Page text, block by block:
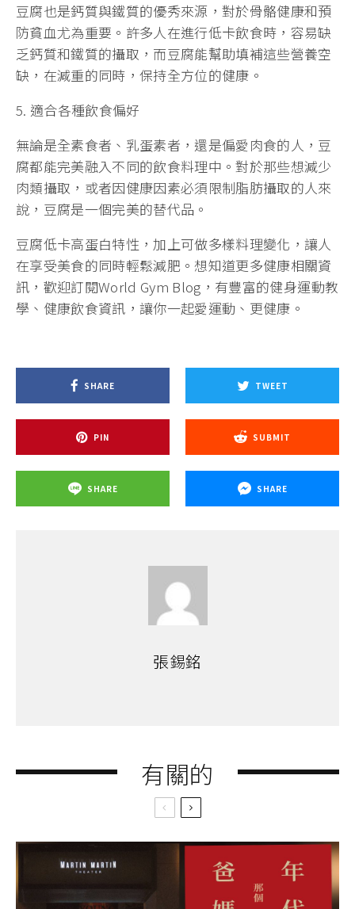
豆腐也是鈣質與鐵質的優秀來源，對於骨骼健康和預
防貧血尤為重要。許多人在進行低卡飲食時，容易缺
乏鈣質和鐵質的攝取，而豆腐能幫助填補這些營養空
缺，在減重的同時，保持全方位的健康。
5. 適合各種飲食偏好
無論是全素食者、乳蛋素者，還是偏愛肉食的人，豆
腐都能完美融入不同的飲食料理中。對於那些想減少
肉類攝取，或者因健康因素必須限制脂肪攝取的人來
說，豆腐是一個完美的替代品。
豆腐低卡高蛋白特性，加上可做多樣料理變化，讓人
在享受美食的同時輕鬆減肥。想知道更多健康相關資
訊，歡迎訂閱World Gym Blog，有豐富的健身運動教
學、健康飲食資訊，讓你一起愛運動、更健康。
SHARE TWEET
PIN SUBMIT
SHARE SHARE
張錫銘
有關的